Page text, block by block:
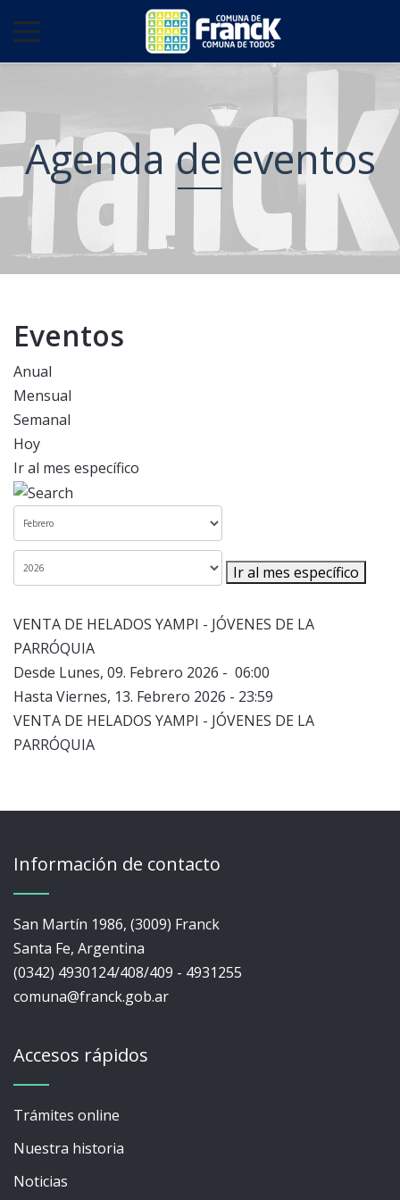
Agenda de eventos
Eventos
Anual
Mensual
Semanal
Hoy
Ir al mes específico
Ir al mes específico
VENTA DE HELADOS YAMPI - JÓVENES DE LA
PARRÓQUIA
Desde Lunes, 09. Febrero 2026 - 06:00
Hasta Viernes, 13. Febrero 2026 - 23:59
VENTA DE HELADOS YAMPI - JÓVENES DE LA
PARRÓQUIA
Información de contacto
San Martín 1986, (3009) Franck
Santa Fe, Argentina
(0342) 4930124/408/409 - 4931255
comuna@franck.gob.ar
Accesos rápidos
Trámites online
Nuestra historia
Noticias